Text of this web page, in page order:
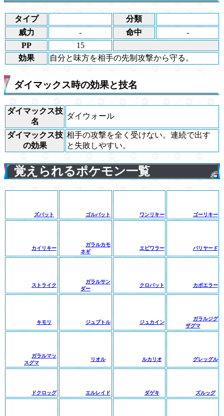
タイプ
分類
威力
- 命中
-
PP
15
効果
自分と味方を相手の先制攻撃から守る。
ダイマックス時の効果と技名
ダイマックス技
名
ダイウォール
ダイマックス技
の効果
相手の攻撃を全く受けない。連続で出す
と失敗しやすい。
覚えられるポケモン一覧
ズバット ゴルバット ワンリキー ゴーリキー
カイリキー
ガラルカモ
ネギ
エビワラー バリヤード
ストライク
ガラルサン
ダー
クロバット カポエラー
キモリ ジュプトル ジュカイン
ガラルジグ
ザグマ
ガラルマッ
スグマ
リオル ルカリオ グレッグル
ドクロッグ エルレイド ダゲキ ズルッグ